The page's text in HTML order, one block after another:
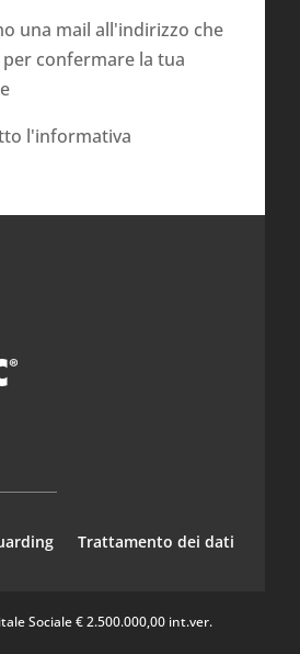
una mail all'indirizzo che
confermare la tua
l'informativa
Trattamento dei dati
Sociale € 2.500.000,00 int.ver.